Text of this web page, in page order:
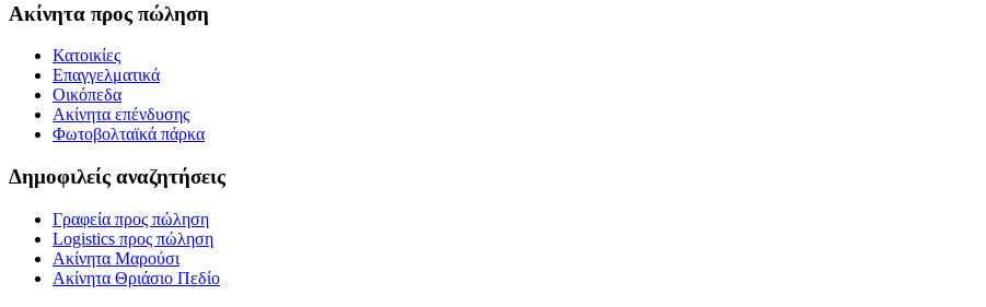
Ακίνητα προς πώληση
Κατοικίες
Επαγγελματικά
Οικόπεδα
Ακίνητα επένδυσης
Φωτοβολταϊκά πάρκα
Δημοφιλείς αναζητήσεις
Γραφεία προς πώληση
Logistics προς πώληση
Ακίνητα Μαρούσι
Ακίνητα Θριάσιο Πεδίο